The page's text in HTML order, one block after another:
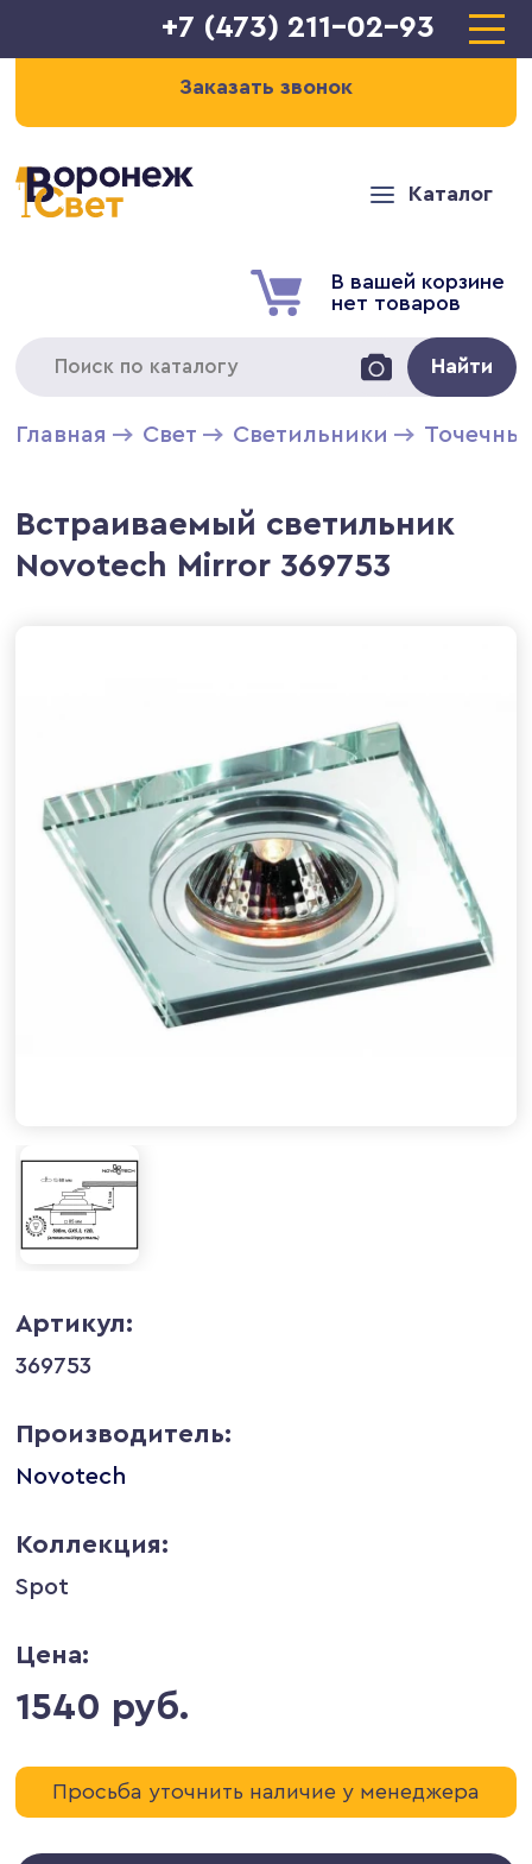
+7 (473) 211-02-93
Заказать звонок
Каталог
В вашей корзине
нет товаров
Найти
Главная Свет Светильники
Встраиваемый светильник
Novotech Mirror 369753
Артикул:
369753
Производитель:
Novotech
Коллекция:
Spot
Цена:
1540 руб.
Просьба уточнить наличие у менеджера